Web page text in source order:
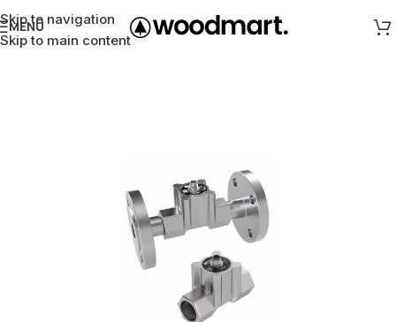
Skip to navigation
Skip to main content
MENÜ